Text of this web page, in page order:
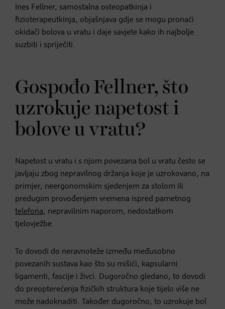
Ines Fellner, samostalna osteopatkinja i
fizioterapeutkinja, objašnjava gdje se mogu pronaći
okidači bolova u vratu i daje savjete kako ih najbolje
suzbiti i spriječiti.
Gospođo Fellner, što
uzrokuje napetost i
bolove u vratu?
Napetost u vratu i s njom povezana bol u vratu često se
javljaju zbog nepravilnog držanja koje je uzrokovano, na
primjer, neergonomskim sjedenjem za stolom ili
predugim provođenjem vremena ispred pametnog
telefona, nepravilnim naporom, nedostatkom
tjelovježbe.
To dovodi do neravnoteže između međusobno
povezanih sustava kao što su mišići, kapsularni
ligamenti, fascije i živci. Dugoročno gledano, to dovodi
do preopterećenja fizičkih struktura koje tijelo više ne
može nadoknaditi. Također dugoročno, to uzrokuje bol